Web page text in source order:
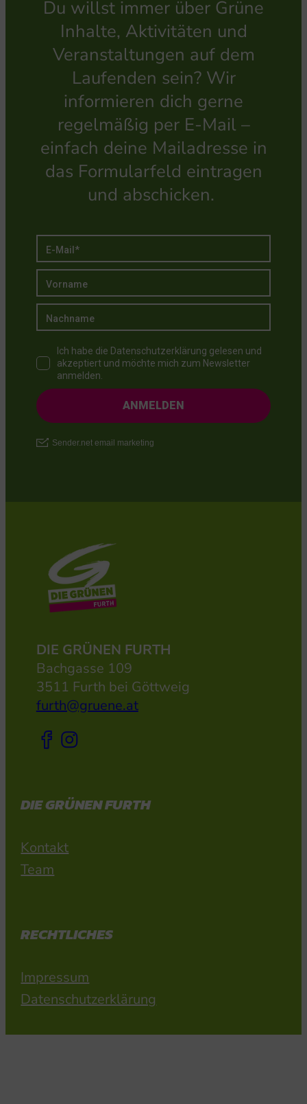
Du willst immer über Grüne
Inhalte, Aktivitäten und
Veranstaltungen auf dem
Laufenden sein? Wir
informieren dich gerne
regelmäßig per E-Mail –
einfach deine Mailadresse in
das Formularfeld eintragen
und abschicken.
DIE GRÜNEN FURTH
Bachgasse 109
3511 Furth bei Göttweig
furth@gruene.at
DIE GRÜNEN FURTH
Kontakt
Team
RECHTLICHES
Impressum
Datenschutzerklärung